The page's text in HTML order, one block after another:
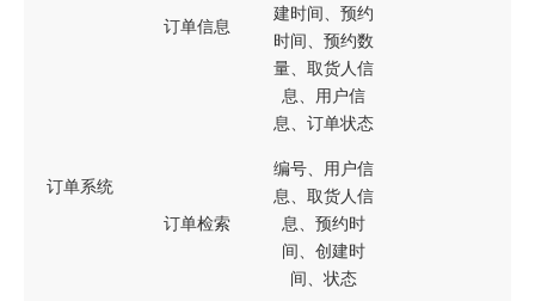
订单系统
订单信息
建时间、预约
时间、预约数
量、取货人信
息、用户信
息、订单状态
订单检索
编号、用户信
息、取货人信
息、预约时
间、创建时
间、状态